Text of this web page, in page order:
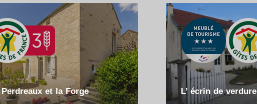
et la Forge
L’ écrin de verdure